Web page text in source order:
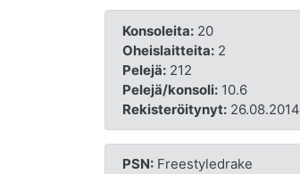
Konsoleita:20
Oheislaitteita:2
Pelejä:212
Pelejä/konsoli:10.6
Rekisteröitynyt:26.08.2014
PSN:Freestyledrake